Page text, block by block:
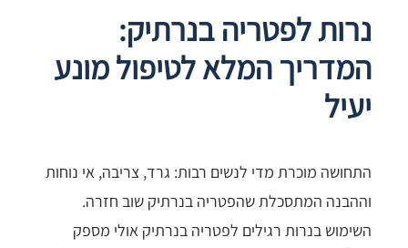
נרות לפטריה בנרתיק:
המדריך המלא לטיפול מונע
יעיל
התחושה מוכרת מדי לנשים רבות: גרד, צריבה, אי נוחות
וההבנה המתסכלת שהפטריה בנרתיק שוב חזרה.
השימוש בנרות רגילים לפטריה בנרתיק אולי מספק